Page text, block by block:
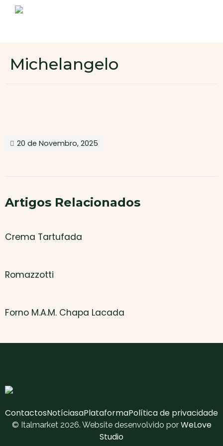
Área de cliente
Michelangelo
20 de Novembro, 2025
Artigos Relacionados
Crema Tartufada
Romazzotti
Forno M.A.M. Chapa Lacada
ContactosNotíciasaPlataformaPolítica de privacidade
© Italmarket 2026. Website desenvolvido por WeLove
Studio